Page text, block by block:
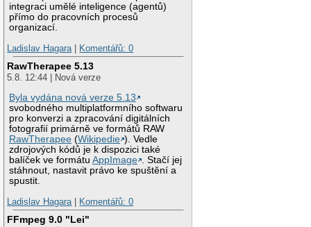
integraci umělé inteligence (agentů)
přímo do pracovních procesů
organizací.
Ladislav Hagara | Komentářů: 0
RawTherapee 5.13
5.8. 12:44 | Nová verze
Byla vydána nová verze 5.13
svobodného multiplatformního softwaru
pro konverzi a zpracování digitálních
fotografií primárně ve formátů RAW
RawTherapee (Wikipedie ). Vedle
zdrojových kódů je k dispozici také
balíček ve formátuAppImage
. Stačí jej
stáhnout, nastavit právo ke spuštění a
spustit.
Ladislav Hagara | Komentářů: 0
FFmpeg 9.0 "Lei"